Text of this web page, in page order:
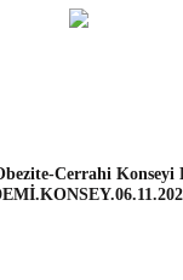
Cerrahi